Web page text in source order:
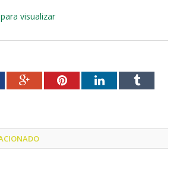
visualizar
Google+PinterestLinkedInTumblr